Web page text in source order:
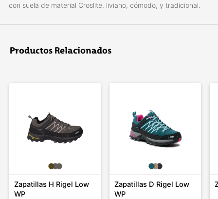
con suela de material Croslite, liviano, cómodo, y tradicional.
Productos Relacionados
Zapatillas H Rigel Low
WP
Zapatillas D Rigel Low
WP